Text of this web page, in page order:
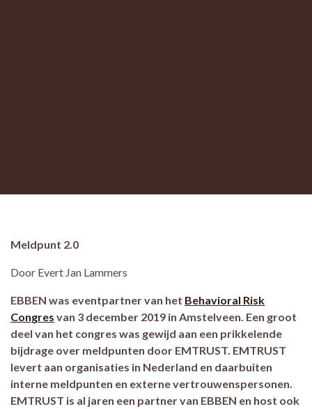
Meldpunt 2.0
Door Evert Jan Lammers
EBBEN was eventpartner van het Behavioral Risk
Congres van 3 december 2019 in Amstelveen. Een groot
deel van het congres was gewijd aan een prikkelende
bijdrage over meldpunten door EMTRUST. EMTRUST
levert aan organisaties in Nederland en daarbuiten
interne meldpunten en externe vertrouwenspersonen.
EMTRUST is al jaren een partner van EBBEN en host ook